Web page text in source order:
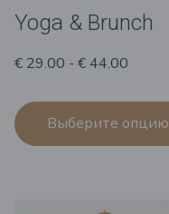
Yoga & Brunch
€ 29.00 - € 44.00
Выберите опцию